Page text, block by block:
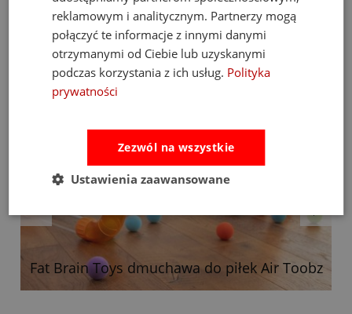
Fat Brain Toys dmuchawa do piłek Air Toobz
reklamowym i analitycznym. Partnerzy mogą
połączyć te informacje z innymi danymi
otrzymanymi od Ciebie lub uzyskanymi
podczas korzystania z ich usług. Polityka
prywatności
Zezwól na wszystkie
Ustawienia zaawansowane